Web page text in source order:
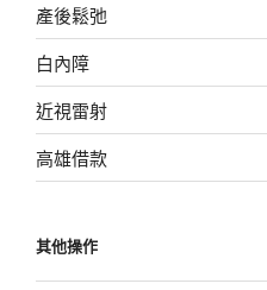
產後鬆弛
白內障
近視雷射
高雄借款
其他操作